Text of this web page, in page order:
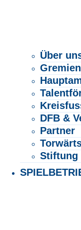
Über
Gremien
DFB &
Partner
Stiftung